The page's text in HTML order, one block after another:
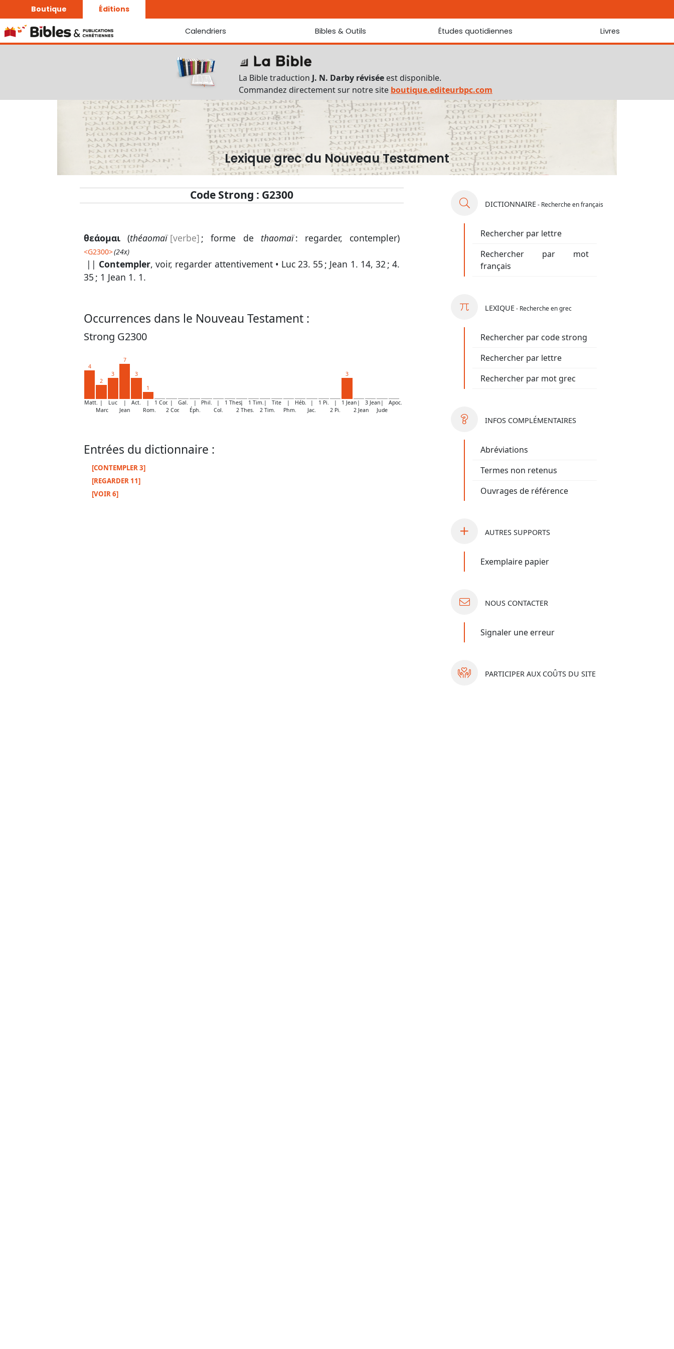
Boutique Éditions
Calendriers
La Bonne Semence
Le Seigneur est proche
Bibles & Outils
Bibles
Traduction J. N. Darby révisée
Traduction J. N. Darby
Ancien Testament interlinéaire
Nouveau Testament interlinéaire
Outils
Dictionnaire français du Nouveau Testament
Lexique grec du Nouveau Testament
Questionnaire de connaissances du Nouveau Testament
Téléchargements
Études quotidiennes Livres
La Bible traduction J. N. Darby révisée est disponible.
Commandez directement sur notre site boutique.editeurbpc.com
Lexique grec du Nouveau Testament
Code Strong : G2300
θεάομαι (théaomaï [verbe] ; forme de thaomaï: regarder, contempler)
<G2300>(24x)
|| Contempler, voir, regarder attentivement • Luc 23. 55 ; Jean 1. 14, 32;4.
35 ; 1 Jean 1. 1.
Occurrences dans le Nouveau Testament :
Strong G2300
4
Matt.
2
|
Marc
3
Luc
7
|
Jean
3
Act.
1
|
Rom.
1 Cor. |
2 Cor.
Gal.
|
Éph.
Phil.
|
Col.
1 Thes.
|
2 Thes.
1 Tim. |
2 Tim.
Tite
|
Phm.
Héb.
|
Jac.
1 Pi.
|
2 Pi.
3
1 Jean |
2 Jean
3 Jean |
Jude
Apoc.
Entrées du dictionnaire :
[CONTEMPLER 3]
[REGARDER 11]
[VOIR 6]
DICTIONNAIRE- Recherche en français
Rechercher par lettre
Rechercher par mot
français
LEXIQUE- Recherche en grec
Rechercher par code strong
Rechercher par lettre
Rechercher par mot grec
INFOS COMPLÉMENTAIRES
Abréviations
Termes non retenus
Ouvrages de référence
AUTRES SUPPORTS
Exemplaire papier
NOUS CONTACTER
Signaler une erreur
PARTICIPER AUX COÛTS DU SITE